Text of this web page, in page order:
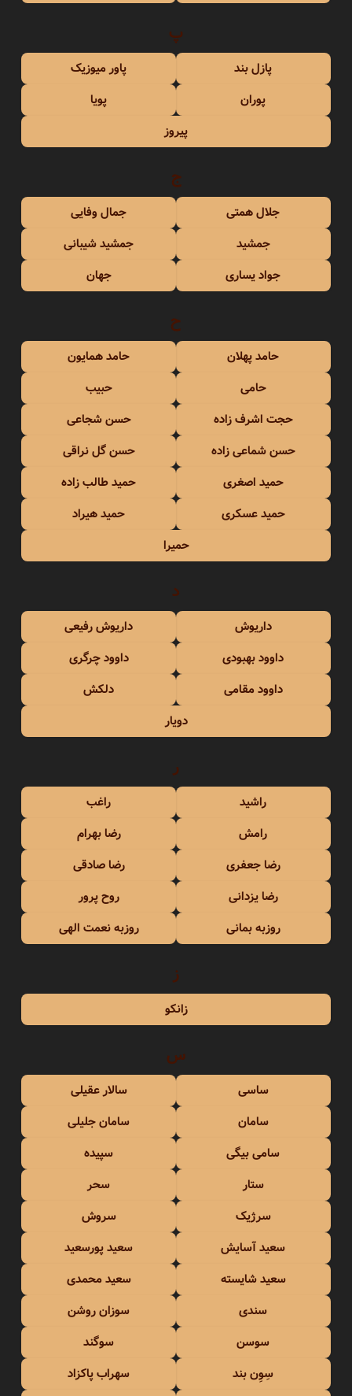
پ
پازل بند
پاور میوزیک
پوران
پویا
پیروز
ج
جلال همتی
جمال وفایی
جمشید
جمشید شیبانی
جواد یساری
جهان
ح
حامد پهلان
حامد همایون
حامی
حبیب
حجت اشرف زاده
حسن شجاعی
حسن شماعی زاده
حسن گل نراقی
حمید اصغری
حمید طالب زاده
حمید عسکری
حمید هیراد
حمیرا
د
داریوش
داریوش رفیعی
داوود بهبودی
داوود چرگری
داوود مقامی
دلکش
دویار
ر
راشید
راغب
رامش
رضا بهرام
رضا جعفری
رضا صادقی
رضا یزدانی
روح پرور
روزبه بمانی
روزبه نعمت الهی
ز
زانکو
س
ساسی
سالار عقیلی
سامان
سامان جلیلی
سامی بیگی
سپیده
ستار
سحر
سرژیک
سروش
سعید آسایش
سعید پورسعید
سعید شایسته
سعید محمدی
سندی
سوزان روشن
سوسن
سوگند
سِوِن بند
سهراب پاکزاد